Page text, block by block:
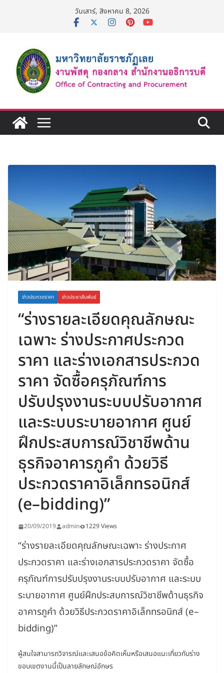
วันเสาร์, สิงหาคม 8, 2026
ข่าวประกวดราคา ข่าวประชาสัมพันธ์
“ร่างรายละเอียดคุณลักษณะ
เฉพาะ ร่างประกาศประกวด
ราคา และร่างเอกสารประกวด
ราคา จัดซื้อครุภัณฑ์การ
ปรับปรุงงานระบบปรับอากาศ
และระบบระบายอากาศ ศูนย์
ฝึกประสบการณ์วิชาชีพด้าน
ธุรกิจอาคารภูคำ ด้วยวิธี
ประกวดราคาอิเล็กทรอนิกส์
(e–bidding)”
20/09/2019 admin 1229 Views
“ร่างรายละเอียดคุณลักษณะเฉพาะ ร่างประกาศ
ประกวดราคา และร่างเอกสารประกวดราคา จัดซื้อ
ครุภัณฑ์การปรับปรุงงานระบบปรับอากาศ และระบบ
ระบายอากาศ ศูนย์ฝึกประสบการณ์วิชาชีพด้านธุรกิจ
อาคารภูคำ ด้วยวิธีประกวดราคาอิเล็กทรอนิกส์ (e–
bidding)”
ผู้สนใจสามารถวิจารณ์และเสนอข้อคิดเห็นหรือเสนอแนะเกี่ยวกับร่าง
ขอบเขตงานนี้เป็นลายลักษณ์อักษร